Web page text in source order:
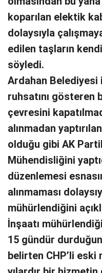
koparılan elektik
dolaysıyla
edilen taşların kendi
söyledi.
Ardahan Belediyesi
ruhsatını gösteren
çevresini
alınmadan
olduğu gibi AK
Mühendisliğini
düzenlemesi
alınmaması
mühürlendiğini
İnşaatı
15 gündür
belirten CHP’li